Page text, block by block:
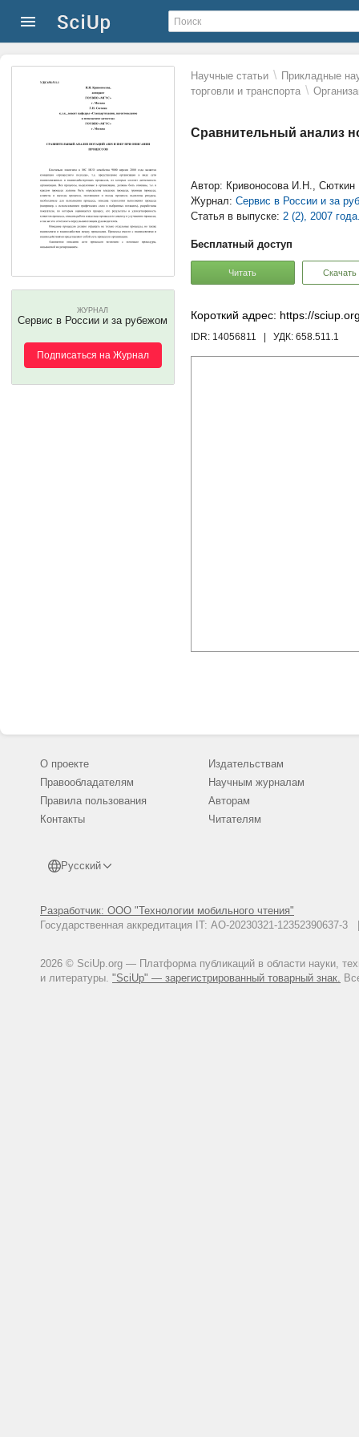
Научные статьи \ Прикладные
торговли и транспорта \
Сравнительный анализ
ЖУРНАЛ
Сервис в России и за рубежом
Подписаться на Журнал
Автор: Кривоносова И.Н., Сюткин
Журнал: Сервис в России и за
Статья в выпуске: 2 (2), 2007
Бесплатный доступ
Читать Скачать
Короткий адрес: https://
IDR: 14056811 | УДК: 658.511.1
О проекте
Правообладателям
Правила пользования
Контакты
Русский
Разработчик: ООО "Технологии мобильного чтения"
Государственная аккредитация IT: АО-20230321-
2026 © SciUp.org — Платформа публикаций в области науки,
и литературы. "SciUp" — зарегистрированный товарный знак.
Издательствам
Научным журналам
Авторам
Читателям